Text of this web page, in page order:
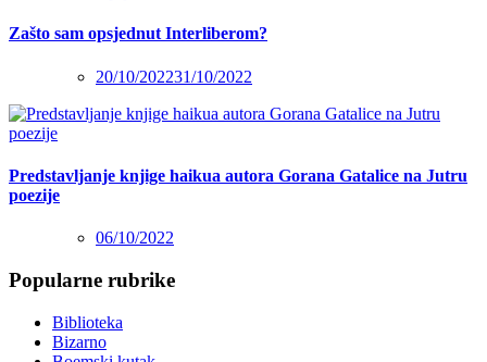
Zašto sam opsjednut Interliberom?
20/10/202231/10/2022
Predstavljanje knjige haikua autora Gorana Gatalice na Jutru
poezije
06/10/2022
Popularne rubrike
Biblioteka
Bizarno